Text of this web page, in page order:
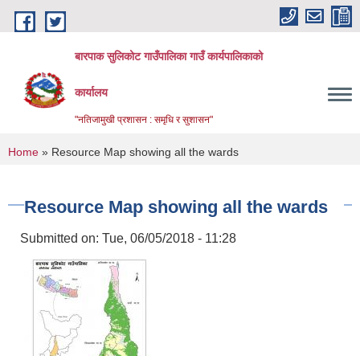
Skip to main content
बारपाक सुलिकोट गाउँपालिका गाउँ कार्यपालिकाको
कार्यालय
"नतिजामुखी प्रशासन : समृधि र सुशासन"
You are here
Home » Resource Map showing all the wards
Resource Map showing all the wards
Submitted on: Tue, 06/05/2018 - 11:28